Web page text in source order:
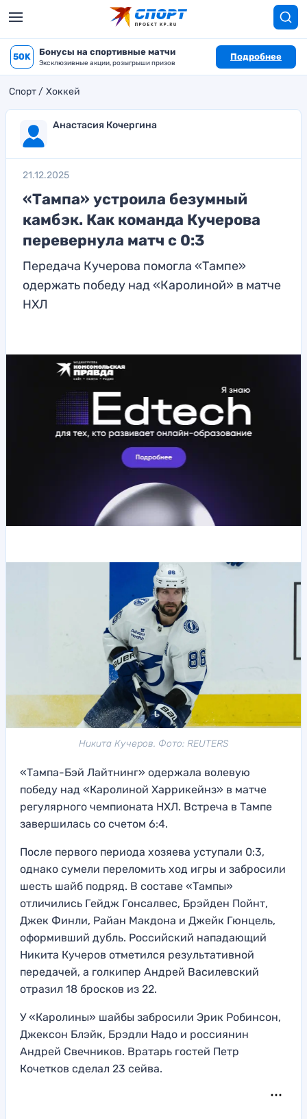
50K Бонусы на спортивные матчи
Эксклюзивные акции, розыгрыши призов
Подробнее
Спорт Хоккей
Анастасия Кочергина
21.12.2025
«Тампа» устроила безумный
камбэк. Как команда Кучерова
перевернула матч с 0:3
Передача Кучерова помогла «Тампе»
одержать победу над «Каролиной» в матче
НХЛ
Никита Кучеров. Фото: REUTERS
«Тампа-Бэй Лайтнинг» одержала волевую
победу над «Каролиной Харрикейнз» в матче
регулярного чемпионата НХЛ. Встреча в Тампе
завершилась со счетом 6:4.
После первого периода хозяева уступали 0:3,
однако сумели переломить ход игры и забросили
шесть шайб подряд. В составе «Тампы»
отличились Гейдж Гонсалвес, Брэйден Пойнт,
Джек Финли, Райан Макдона и Джейк Гюнцель,
оформивший дубль. Российский нападающий
Никита Кучеров отметился результативной
передачей, а голкипер Андрей Василевский
отразил 18 бросков из 22.
У «Каролины» шайбы забросили Эрик Робинсон,
Джексон Блэйк, Брэдли Надо и россиянин
Андрей Свечников. Вратарь гостей Петр
Кочетков сделал 23 сейва.